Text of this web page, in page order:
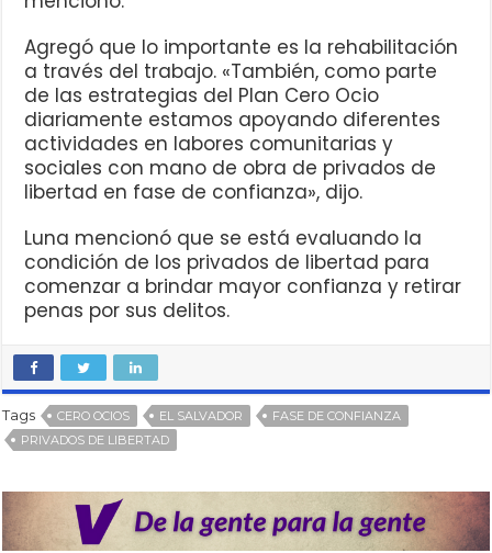
Agregó que lo importante es la rehabilitación
a través del trabajo. «También, como parte
de las estrategias del Plan Cero Ocio
diariamente estamos apoyando diferentes
actividades en labores comunitarias y
sociales con mano de obra de privados de
libertad en fase de confianza», dijo.
Luna mencionó que se está evaluando la
condición de los privados de libertad para
comenzar a brindar mayor confianza y retirar
penas por sus delitos.
Tags CERO OCIOS EL SALVADOR
FASE DE CONFIANZA
PRIVADOS DE LIBERTAD